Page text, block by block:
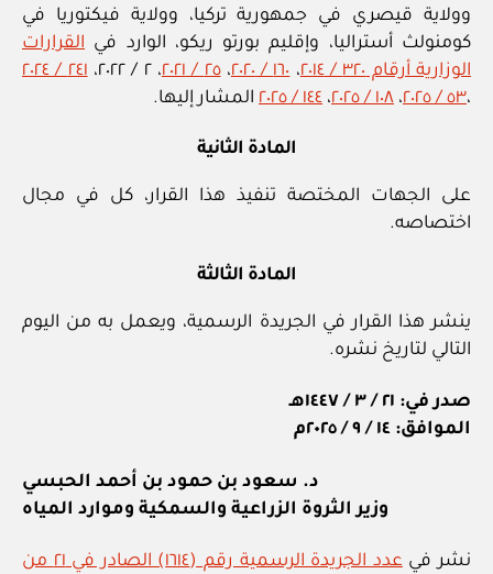
وولاية قيصري في جمهورية تركيا، وولاية فيكتوريا في
كومنولث أستراليا، وإقليم بورتو ريكو، الوارد في القرارات
الوزارية أرقام ٣٢٠ / ٢٠١٤
، ١٦٠ / ٢٠٢٠ ،٢٥ / ٢٠٢١ ، ٢ / ٢٠٢٢،
٢٤١ / ٢٠٢٤
،٥٣ / ٢٠٢٥ ، ١٠٨ / ٢٠٢٥ ، ١٤٤ / ٢٠٢٥ المشار إليها.
المادة الثانية
على الجهات المختصة تنفيذ هذا القرار، كل في مجال
اختصاصه.
المادة الثالثة
ينشر هذا القرار في الجريدة الرسمية، ويعمل به من اليوم
التالي لتاريخ نشره.
صدر في: ٢١ / ٣ / ١٤٤٧هـ
الموافق: ١٤ / ٩ / ٢٠٢٥م
د. سعود بن حمود بن أحمد الحبسي
وزير الثروة الزراعية والسمكية وموارد المياه
نشر في
عدد الجريدة الرسمية رقم (١٦١٤) الصادر في ٢١ من